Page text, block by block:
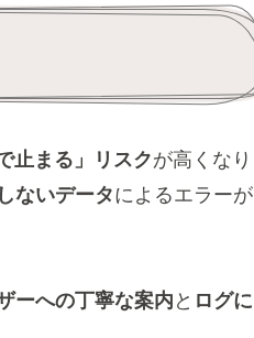
止まる」リスクが高くなり
ないデータによるエラーが
ーへの丁寧な案内と ログに